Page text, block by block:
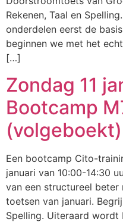
Rekenen, Taal en
onderdelen eerst de
beginnen we met het
[…]
Zondag 11
Bootcamp
(volgeboekt)
Een bootcamp Cito-
januari van 10:00-14:30
van een structureel
toetsen van januari.
Spelling. Uiteraard